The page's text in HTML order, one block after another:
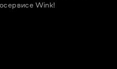
Wink!